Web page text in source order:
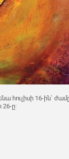
հուլիսի 16-ին`
26-ը: